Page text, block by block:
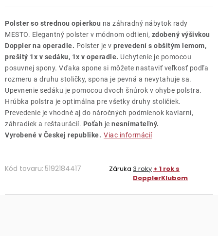
Polster so strednou opierkou na záhradný nábytok rady
MESTO. Elegantný polster v módnom odtieni, zdobený výšivkou
Doppler na operadle. Polster je v prevedení s obšitým lemom,
prešitý 1x v sedáku, 1x v operadle. Uchytenie je pomocou
posuvnej spony. Vďaka spone si môžete nastaviť veľkosť podľa
rozmeru a druhu stoličky, spona je pevná a nevytahuje sa.
Upevnenie sedáku je pomocou dvoch šnúrok v ohybe polstra.
Hrúbka polstra je optimálna pre všetky druhy stoličiek.
Prevedenie je vhodné aj do náročných podmienok kaviarní,
záhradiek a reštaurácií. Poťah je nesnímateľný.
Vyrobené v Českej republike. Viac informácií
Kód tovaru: 5192184417 Záruka 3 roky + 1 rok s
DopplerKlubom